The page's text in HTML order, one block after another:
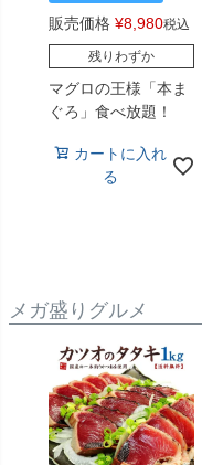
販売価格 ¥8,980税込
残りわずか
マグロの王様「本ま
ぐろ」食べ放題！
カートに入れ
る
メガ盛りグルメ